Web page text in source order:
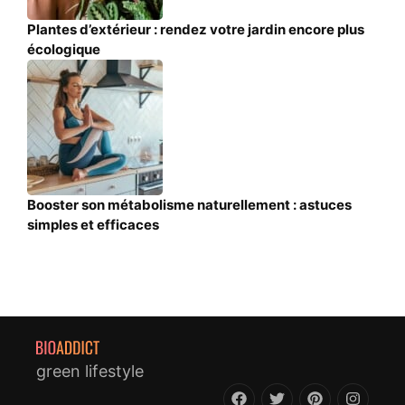
Plantes d’extérieur : rendez votre jardin encore plus
écologique
Booster son métabolisme naturellement : astuces
simples et efficaces
green lifestyle